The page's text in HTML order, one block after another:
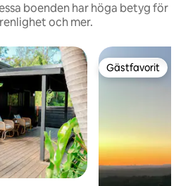
boenden har höga betyg för
och mer.
Gästfavorit
Gästfavorit